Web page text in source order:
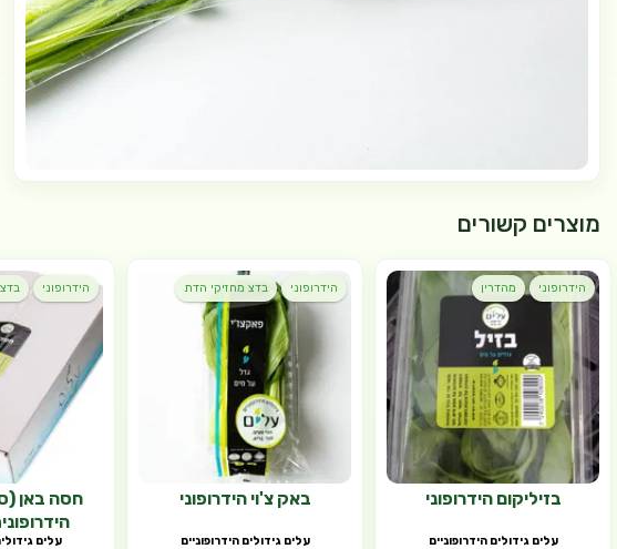
מוצרים קשורים
הידרופוני מהדרין
בזיליקום הידרופוני
עלים גידולים הידרופוניים
הידרופוני בדצ מחזיקי הדת
באק צ'וי הידרופוני
עלים גידולים הידרופוניים
הידרופוני
חסה באן
עלים